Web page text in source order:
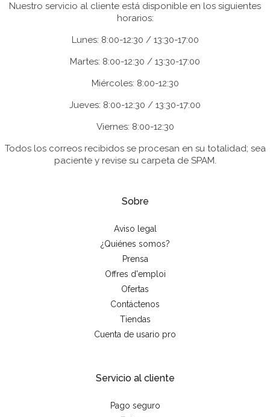
Nuestro servicio al cliente está disponible en los siguientes
horarios:
Lunes: 8:00-12:30 / 13:30-17:00
Martes: 8:00-12:30 / 13:30-17:00
Miércoles: 8:00-12:30
Jueves: 8:00-12:30 / 13:30-17:00
Viernes: 8:00-12:30
Todos los correos recibidos se procesan en su totalidad; sea
paciente y revise su carpeta de SPAM.
Sobre
Aviso legal
¿Quiénes somos?
Prensa
Offres d'emploi
Ofertas
Contáctenos
Tiendas
Cuenta de usario pro
Servicio al cliente
Pago seguro